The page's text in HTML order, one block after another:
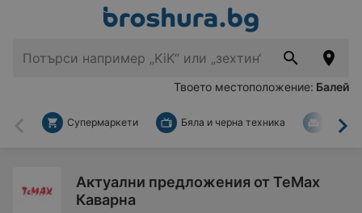
Твоето местоположение: Балей
Назад
Супермаркети Бяла и черна техника За
Актуални предложения от TeMax
Каварна